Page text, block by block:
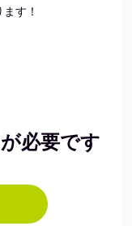
す！
必要です